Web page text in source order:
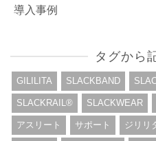
導入事例
タグから
GILILITA SLACKBAND
SLACKRAIL®︎ SLACKWEAR
アスリート サポート ジリリ